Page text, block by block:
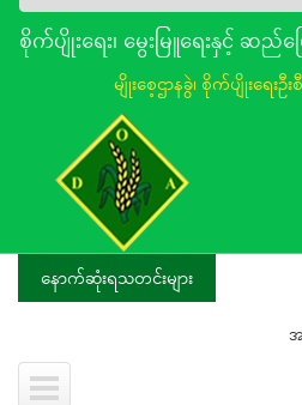
စိုက်ပျိုးရေး၊ မွေးမြူရေးနှင့် ဆည်မြ
မျိုးစေ့ဌာနခွဲ၊ စိုက်ပျိုးရေးဦး
နောက်ဆုံးရသတင်းများ
အဂတိလိုက်စားမှု